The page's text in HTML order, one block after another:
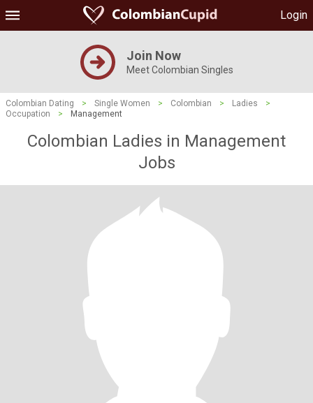
Login
Join Now
Meet Colombian Singles
Colombian Dating > Single Women > Colombian > Ladies
>
Occupation
> Management
Colombian Ladies in Management
Jobs